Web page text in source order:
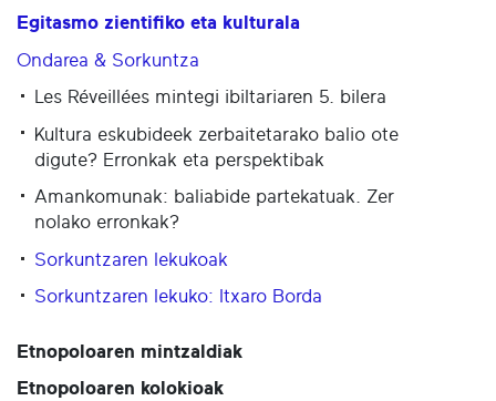
Egitasmo zientifiko eta kulturala
Ondarea & Sorkuntza
Les Réveillées mintegi ibiltariaren 5. bilera
Kultura eskubideek zerbaitetarako balio ote
digute? Erronkak eta perspektibak
Amankomunak: baliabide partekatuak. Zer
nolako erronkak?
Sorkuntzaren lekukoak
Sorkuntzaren lekuko: Itxaro Borda
Etnopoloaren mintzaldiak
Etnopoloaren kolokioak